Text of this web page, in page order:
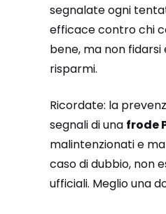
segnalate ogni
efficace contro chi
bene, ma non
risparmi.
Ricordate: la
segnali di una frode
malintenzionati e
caso di dubbio, non
ufficiali. Meglio una